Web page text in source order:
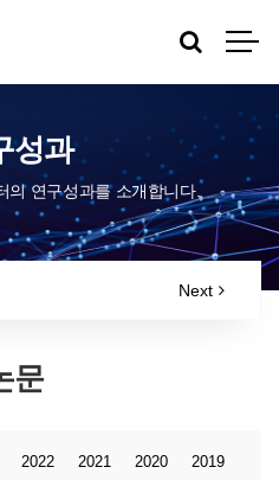
성과
의 연구성과를 소개합니다.
Next
문
2022 2021 2020
2019